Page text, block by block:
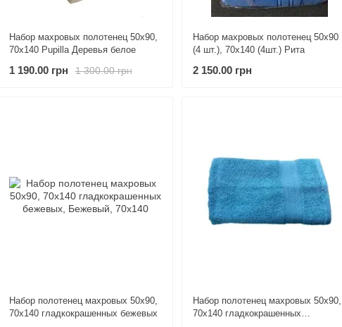
Набор махровых полотенец 50х90,
70х140 Pupilla Деревья белое
1 300.00 грн
1 190.00 грн
Набор махровых полотенец 50х90
(4 шт.), 70х140 (4шт.) Рита
2 150.00 грн
Набор полотенец махровых 50х90,
70х140 гладкокрашенных бежевых
Набор полотенец махровых 50х90,
70х140 гладкокрашенных